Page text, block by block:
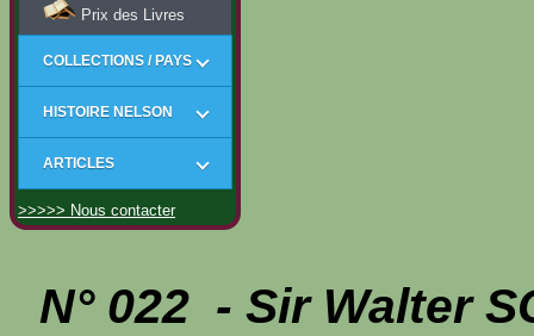
Prix des Livres
COLLECTIONS / PAYS
HISTOIRE NELSON
ARTICLES
>>>>> Nous contacter
N° 022 - Sir Walter